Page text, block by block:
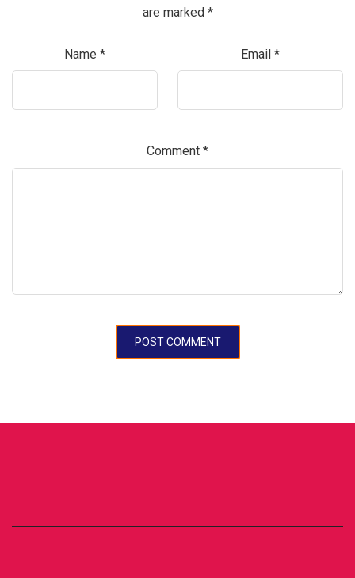
are marked *
Name * Email *
Comment *